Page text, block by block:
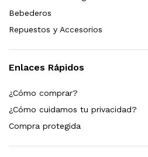
Bebederos
Repuestos y Accesorios
Enlaces Rápidos
¿Cómo comprar?
¿Cómo cuidamos tu privacidad?
Compra protegida